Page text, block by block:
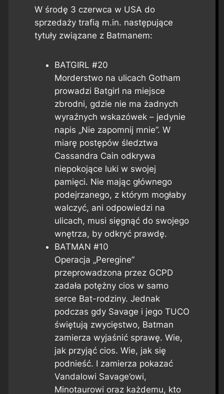
W środę 3 czerwca w USA do
sprzedaży trafią m.in. następujące
tytuły związane z Batmanem:
BATGIRL #20
Morderstwo na ulicach Gotham
prowadzi Batgirl na miejsce
zbrodni, gdzie nie ma żadnych
wyraźnych wskazówek – jedynie
napis „Nie zapomnij mnie”. W
miarę postępów śledztwa
Cassandra Cain odkrywa
niepokojące luki w swojej
pamięci. Nie mając głównego
podejrzanego, z którym mogłaby
walczyć, ani odpowiedzi na
ulicach, musi sięgnąć do swojego
wnętrza, by odkryć prawdę.
BATMAN #10
Operacja „Peregine”
przeprowadzona przez GCPD
zadała potężny cios w samo
serce Bat-rodziny. Jednak
podczas gdy Savage i jego TUCO
świętują zwycięstwo, Batman
zamierza wyjaśnić sprawę. Wie,
jak przyjąć cios. Wie, jak się
podnieść. I zamierza pokazać
Vandalowi Savage’owi,
Minotaurowi oraz każdemu, kto